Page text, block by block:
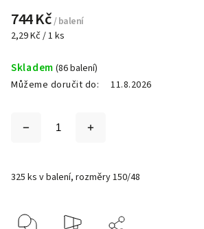
744 Kč/ balení
2,29 Kč / 1 ks
Skladem (86 balení)
Můžeme doručit do:
11.8.2026
325 ks v balení, rozměry 150/48